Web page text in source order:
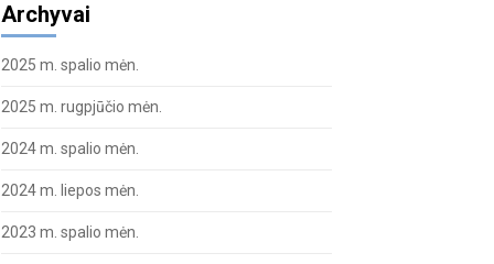
Archyvai
2025 m. spalio mėn.
2025 m. rugpjūčio mėn.
2024 m. spalio mėn.
2024 m. liepos mėn.
2023 m. spalio mėn.